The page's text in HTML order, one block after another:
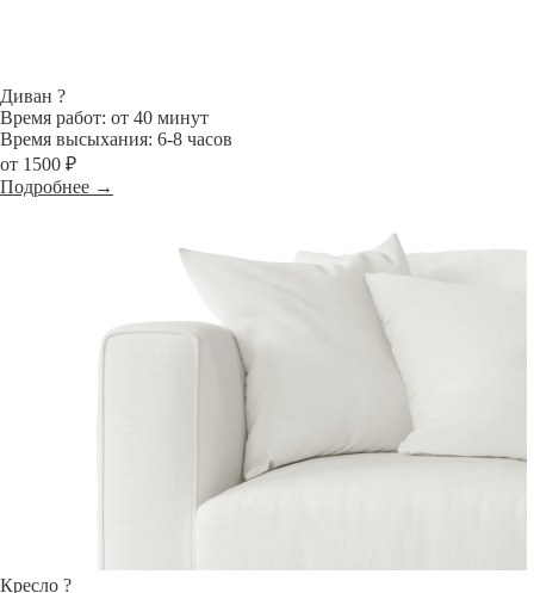
Диван ?
Время работ: от 40 минут
Время высыхания: 6-8 часов
от 1500 ₽
Подробнее →
Кресло ?